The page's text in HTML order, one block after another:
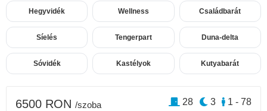
Hegyvidék Wellness Családbarát
Síelés Tengerpart Duna-delta
Sóvidék Kastélyok Kutyabarát
6500 RON /szoba 1 - 78
3
28